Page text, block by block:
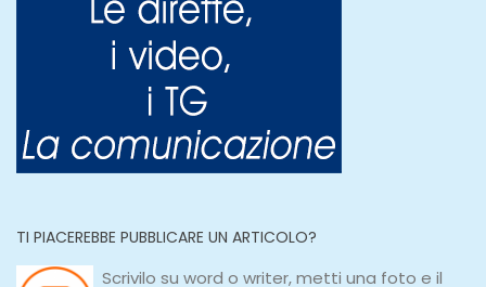
TI PIACEREBBE PUBBLICARE UN ARTICOLO?
Scrivilo su word o writer, metti una foto e il